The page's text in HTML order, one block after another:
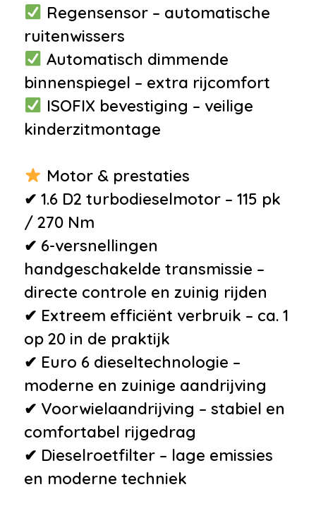
•Anti Blokkeer Systeem
•Anti doorSlip Regeling
•Elektronisch Stabiliteits
Programma
•Isofix bevestiging voor
kinderzitjes
•Airbag(s) hoofd voor
• Airbag(s) side voor
• Airbag bestuurder
• Airbag passagier
•Alarm klasse 1(startblokkering)
•Derde remlicht
Overige
•Automatische dimmer
binnenspiegel
•Bluetooth
•Bluetooth handsfree systeem
•Cruise Control
•Regensensor
Regensensor – automatische
ruitenwissers
Automatisch dimmende
binnenspiegel – extra rijcomfort
ISOFIX bevestiging – veilige
kinderzitmontage
Motor & prestaties
✔ 1.6 D2 turbodieselmotor – 115 pk
/ 270 Nm
✔ 6-versnellingen
handgeschakelde transmissie –
directe controle en zuinig rijden
✔ Extreem efficiënt verbruik – ca. 1
op 20 in de praktijk
✔ Euro 6 dieseltechnologie –
moderne en zuinige aandrijving
✔ Voorwielaandrijving – stabiel en
comfortabel rijgedrag
✔ Dieselroetfilter – lage emissies
en moderne techniek